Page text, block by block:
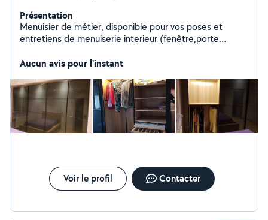
Présentation
Menuisier de métier, disponible pour vos poses et
entretiens de menuiserie interieur (fenêtre,porte
véranda, volet roulant/battant...) mais aussi intérieur (
mélaminé). Je réalise aussi des prestations de pose de
Placo.
Aucun avis pour l'instant
Voir le profil Contacter